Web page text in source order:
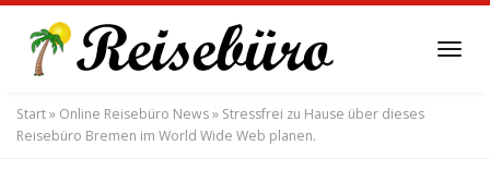
main
content
Start» Online Reisebüro News» Stressfrei zu Hause über dieses
Reisebüro Bremen im World Wide Web planen.